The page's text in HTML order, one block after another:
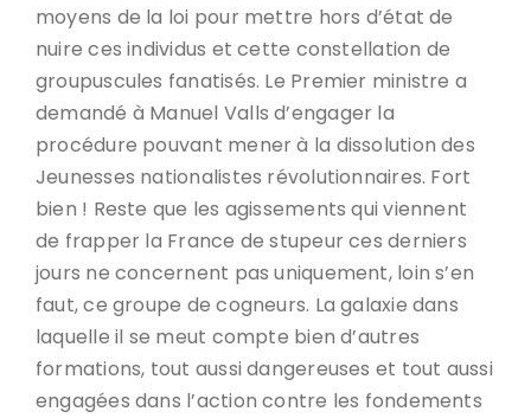
moyens de la loi pour mettre hors d’état de
nuire ces individus et cette constellation de
groupuscules fanatisés. Le Premier ministre a
demandé à Manuel Valls d’engager la
procédure pouvant mener à la dissolution des
Jeunesses nationalistes révolutionnaires. Fort
bien ! Reste que les agissements qui viennent
de frapper la France de stupeur ces derniers
jours ne concernent pas uniquement, loin s’en
faut, ce groupe de cogneurs. La galaxie dans
laquelle il se meut compte bien d’autres
formations, tout aussi dangereuses et tout aussi
engagées dans l’action contre les fondements